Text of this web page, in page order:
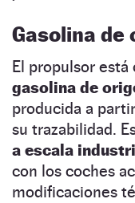
Gasolina de
El propulsor
gasolina de
producida a
su trazabilidad.
a escala
con los coches
modificaciones